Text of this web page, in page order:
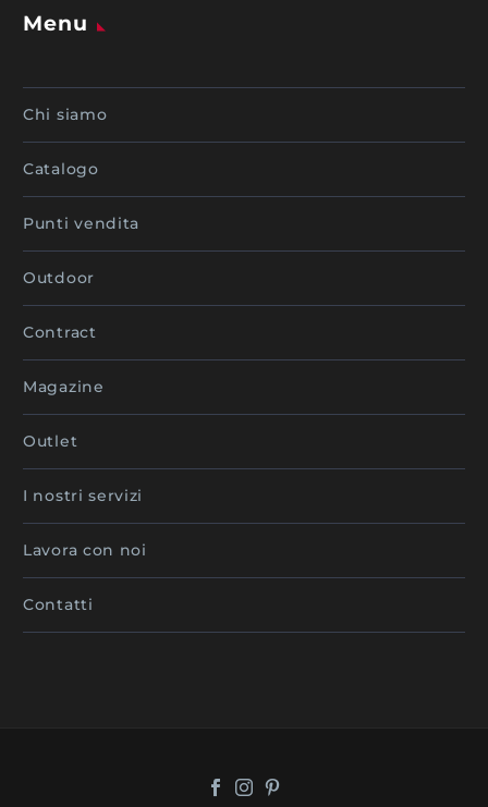
Menu
Chi siamo
Catalogo
Punti vendita
Outdoor
Contract
Magazine
Outlet
I nostri servizi
Lavora con noi
Contatti